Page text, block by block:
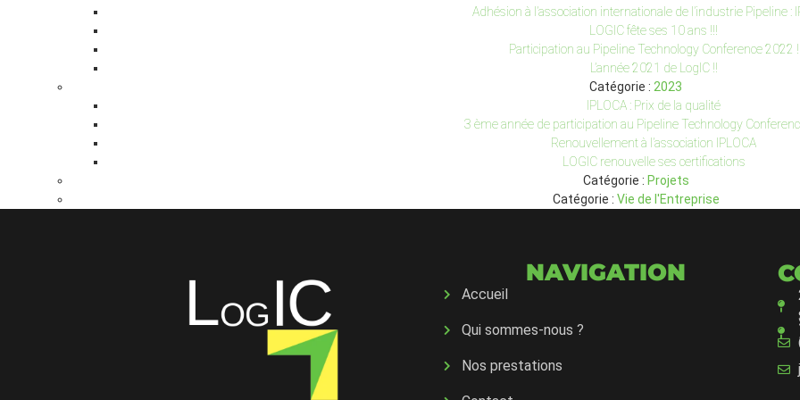
Adhésion à l’association internationale de l’industrie Pipeline :
LOGIC fête ses 10 ans !!!
Participation au Pipeline Technology Conference 2022 !
L’année 2021 de LogIC !!
Catégorie : 2023
IPLOCA : Prix de la qualité
3 ème année de participation au Pipeline Technology
Renouvellement à l’association IPLOCA
LOGIC renouvelle ses certifications
Catégorie : Projets
Catégorie : Vie de l'Entreprise
NAVIGATION
Accueil
Qui sommes-nous ?
Nos prestations